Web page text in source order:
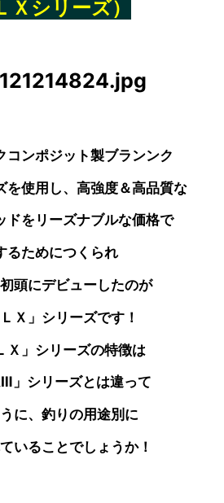
Ｘシリーズ）
コンポジット製ブランンク
を使用し、 高強度＆高品質な
ドをリーズナブルな価格で
るためにつくられ
頭にデビューしたのが
Ｘ」シリーズです！
Ｘ」シリーズの特徴は
Ⅲ」シリーズとは違って
に、釣りの用途別に
いることでしょうか！